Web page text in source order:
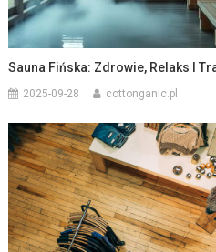
Sauna Fińska: Zdrowie, Relaks I
2025-09-28 cottonganic.pl